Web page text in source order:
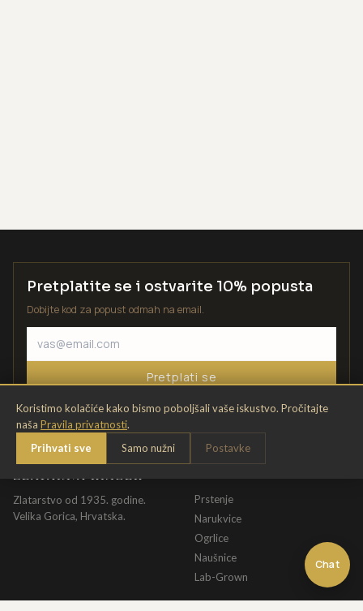
Chat
Koristimo kolačiće kako bismo poboljšali vaše iskustvo. Pročitajte
naša Pravila privatnosti.
Prihvati sve
Samo nužni Postavke
Pretplatite se i ostvarite 10% popusta
Dobijte kod za popust odmah na email.
Pretplati se
Zlatarstvo od 1935. godine.
Velika Gorica, Hrvatska.
Prstenje
Narukvice
Ogrlice
Naušnice
Lab-Grown